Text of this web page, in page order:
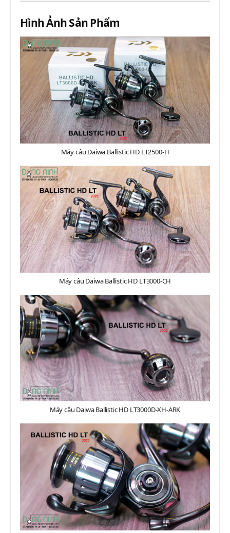
Hình Ảnh Sản Phẩm
Máy câu Daiwa Ballistic HD LT2500-H
Máy câu Daiwa Ballistic HD LT3000-CH
Máy câu Daiwa Ballistic HD LT3000D-XH-ARK